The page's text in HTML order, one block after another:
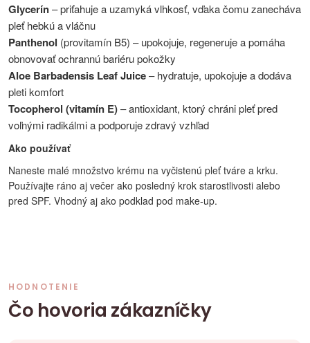
Glycerín– priťahuje a uzamyká vlhkosť, vďaka čomu zanecháva
pleť hebkú a vláčnu
Panthenol (provitamín B5) – upokojuje, regeneruje a pomáha
obnovovať ochrannú bariéru pokožky
Aloe Barbadensis Leaf Juice– hydratuje, upokojuje a dodáva
pleti komfort
Tocopherol (vitamín E)– antioxidant, ktorý chráni pleť pred
voľnými radikálmi a podporuje zdravý vzhľad
Ako používať
Naneste malé množstvo krému na vyčistenú pleť tváre a krku.
Používajte ráno aj večer ako posledný krok starostlivosti alebo
pred SPF. Vhodný aj ako podklad pod make-up.
HODNOTENIE
Čo hovoria zákazníčky